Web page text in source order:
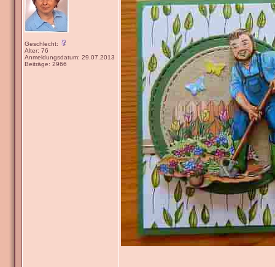
Geschlecht:
Alter: 76
Anmeldungsdatum: 29.07.2013
Beiträge: 2966